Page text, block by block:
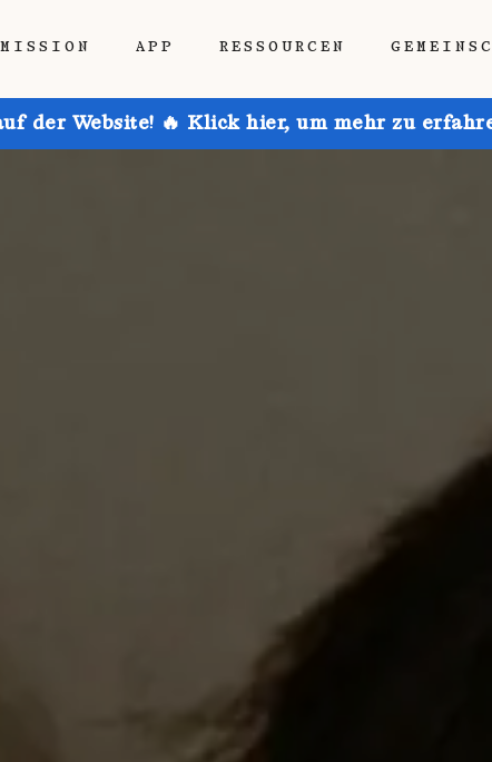
MISSION APP RESSOURCEN
der Website! 🔥 Klick hier, um mehr zu